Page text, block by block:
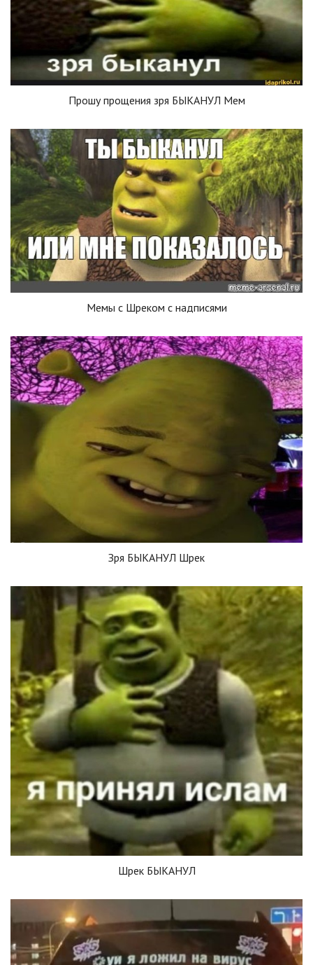
Прошу прощения зря БЫКАНУЛ Мем
Мемы с Шреком с надписями
Зря БЫКАНУЛ Шрек
Шрек БЫКАНУЛ